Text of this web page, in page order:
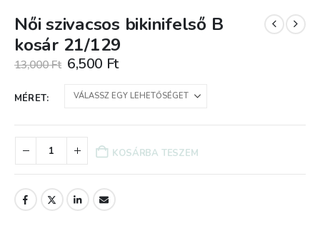
Női szivacsos bikinifelső B
kosár 21/129
13,000Ft Original
price
was:
13,000 Ft.
6,500 FtCurrent
is:
6,500 Ft.
MÉRET
KOSÁRBA TESZEM